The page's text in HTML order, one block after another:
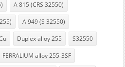
A 815 (CRS 32550)
A 949 (S 32550)
Duplex alloy 255 S32550
FERRALIUM alloy 255-3SF